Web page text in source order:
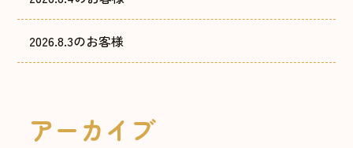
2026.8.3のお客様
アーカイブ